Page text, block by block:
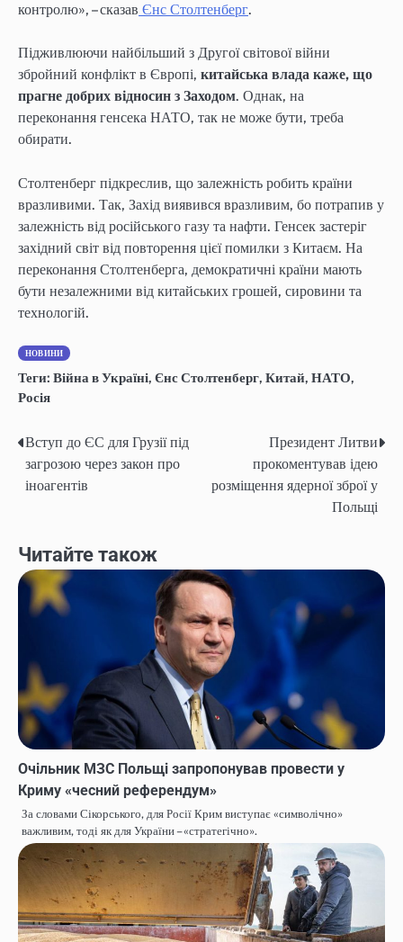
контролю», – сказав Єнс Столтенберг.
Підживлюючи найбільший з Другої світової війни
збройний конфлікт в Європі, китайська влада каже, що
прагне добрих відносин з Заходом. Однак, на
переконання генсека НАТО, так не може бути, треба
обирати.
Столтенберг підкреслив, що залежність робить країни
вразливими. Так, Захід виявився вразливим, бо потрапив у
залежність від російського газу та нафти. Генсек застеріг
західний світ від повторення цієї помилки з Китаєм. На
переконання Столтенберга, демократичні країни мають
бути незалежними від китайських грошей, сировини та
технологій.
НОВИНИ
Теги: Війна в Україні, Єнс Столтенберг, Китай, НАТО,
Росія
Навігація
записів
Вступ до ЄС для Грузії під
загрозою через закон про
іноагентів
Президент Литви
прокоментував ідею
розміщення ядерної зброї у
Польщі
Читайте також
Очільник МЗС Польщі запропонував провести у
Криму «чесний референдум»
За словами Сікорського, для Росії Крим виступає «символічно»
важливим, тоді як для України – «стратегічно».